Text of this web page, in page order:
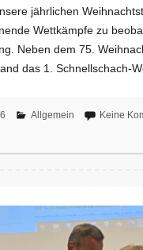
jährlichen
Wettkämpfe zu
Neben dem 75.
das 1. Schnellschach-
Allgemein Keine